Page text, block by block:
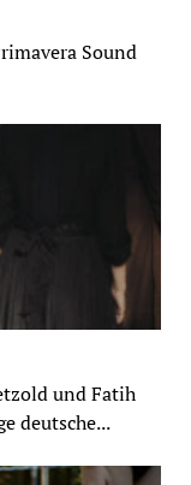
Sound
und Fatih
deutsche...